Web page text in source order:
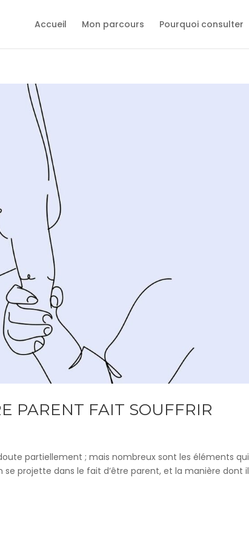
Accueil Mon parcours Pourquoi consulter
PARENT FAIT SOUFFRIR
partiellement ; mais nombreux sont les éléments qui
projette dans le fait d’être parent, et la manière dont il